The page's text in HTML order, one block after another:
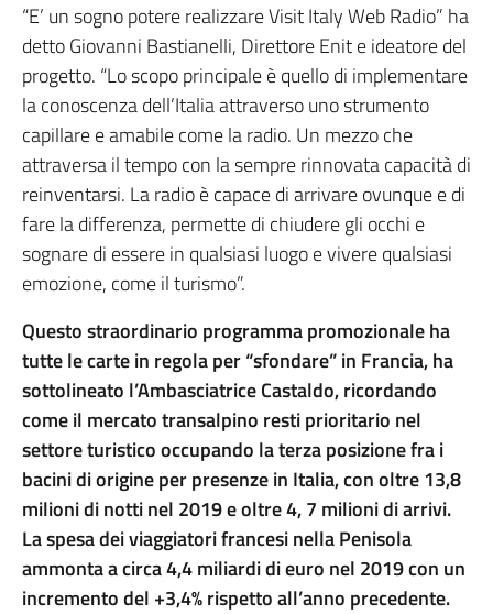
“E’ un sogno potere realizzare Visit Italy Web Radio” ha
detto Giovanni Bastianelli, Direttore Enit e ideatore del
progetto. “Lo scopo principale è quello di implementare
la conoscenza dell’Italia attraverso uno strumento
capillare e amabile come la radio. Un mezzo che
attraversa il tempo con la sempre rinnovata capacità di
reinventarsi. La radio è capace di arrivare ovunque e di
fare la differenza, permette di chiudere gli occhi e
sognare di essere in qualsiasi luogo e vivere qualsiasi
emozione, come il turismo”.
Questo straordinario programma promozionale ha
tutte le carte in regola per “sfondare” in Francia, ha
sottolineato l’Ambasciatrice Castaldo, ricordando
come il mercato transalpino resti prioritario nel
settore turistico occupando la terza posizione fra i
bacini di origine per presenze in Italia, con oltre 13,8
milioni di notti nel 2019 e oltre 4, 7 milioni di arrivi.
La spesa dei viaggiatori francesi nella Penisola
ammonta a circa 4,4 miliardi di euro nel 2019 con un
incremento del +3,4% rispetto all’anno precedente.